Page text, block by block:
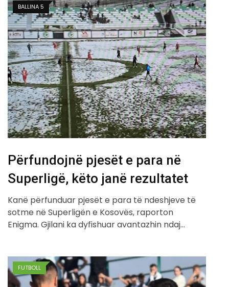
BALLINA 5
Përfundojnë pjesët e para në
Superligë, këto janë rezultatet
Kanë përfunduar pjesët e para të ndeshjeve të
sotme në Superligën e Kosovës, raporton
Enigma. Gjilani ka dyfishuar avantazhin ndaj…
FUTBOLL